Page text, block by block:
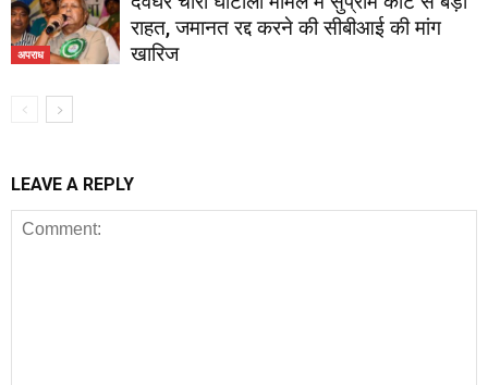
अपराध
राहत, जमानत रद्द करने की सीबीआई की मांग
खारिज
LEAVE A REPLY